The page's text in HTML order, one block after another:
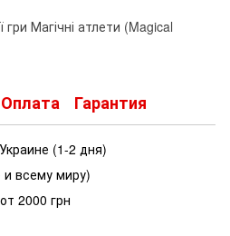
гри Магічні атлети (Magical
Оплата Гарантия
(1-2 дня)
и всему миру)
2000 грн